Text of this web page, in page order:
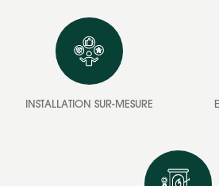
INSTALLATION SUR-MESURE